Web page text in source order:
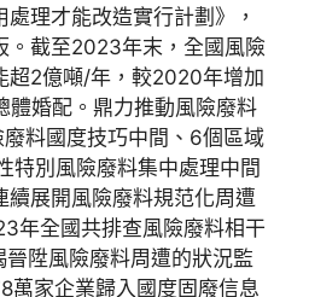
理才能改造實行計劃》，
。截至2023年末，全國風險
超2億噸/年，較2020年增加
體婚配。鼎力推動風險廢料
廢料國度技巧中間、6個區域
特別風險廢料集中處理中間
續展開風險廢料規范化周遭
年全國共排查風險廢料相干
陞風險廢料周遭的狀況監
萬家企業歸入國度固廢信息